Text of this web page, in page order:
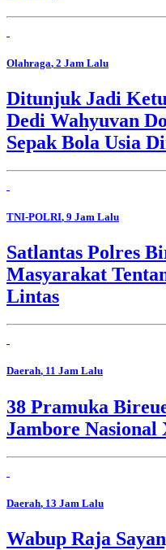
Olahraga, 2 Jam Lalu
Ditunjuk Jadi
Dedi Wahyuvan
Sepak Bola Usia
TNI-POLRI, 9 Jam Lalu
Satlantas Polres
Masyarakat
Lintas
Daerah, 11 Jam Lalu
38 Pramuka
Jambore Nasional
Daerah, 13 Jam Lalu
Wabup Raja